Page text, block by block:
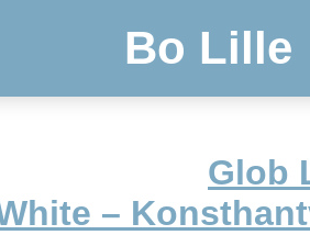
Bo Lille
Glob
–